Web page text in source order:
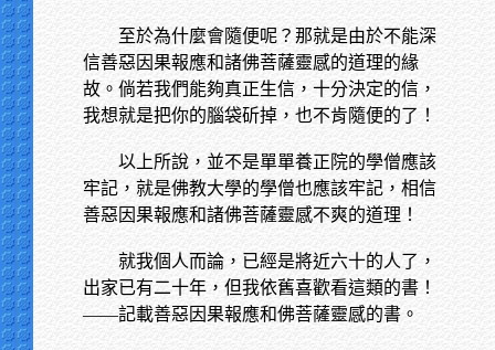
至於為什麼會隨便呢？那就是由於不能深
信善惡因果報應和諸佛菩薩靈感的道理的緣
故。倘若我們能夠真正生信，十分決定的信，
我想就是把你的腦袋斫掉，也不肯隨便的了！
以上所說，並不是單單養正院的學僧應該
牢記，就是佛教大學的學僧也應該牢記，相信
善惡因果報應和諸佛菩薩靈感不爽的道理！
就我個人而論，已經是將近六十的人了，
出家已有二十年，但我依舊喜歡看這類的書！
——記載善惡因果報應和佛菩薩靈感的書。